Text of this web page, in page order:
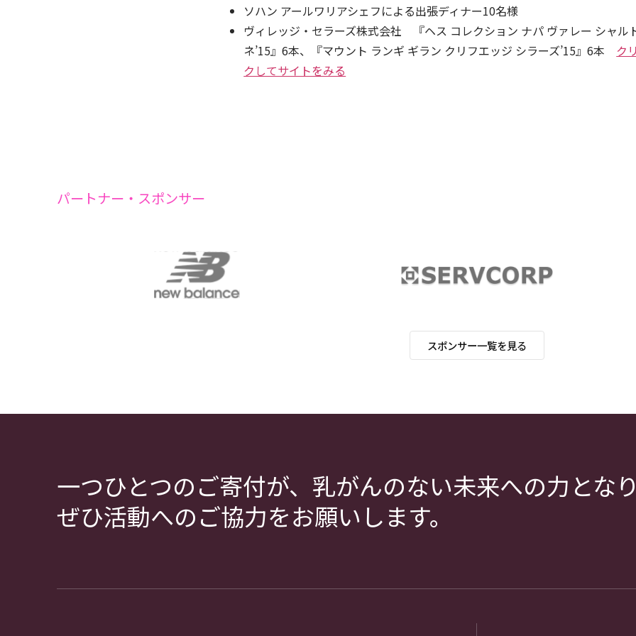
ソハン アールワリアシェフによる出張ディナー10名様
ヴィレッジ・セラーズ株式会社 『ヘス コレクション ナパ ヴァレー シャル
ネ’15』6本、『マウント ランギ ギラン クリフエッジ シラーズ’15』6本 ク
クしてサイトをみる
パートナー・スポンサー
スポンサー一覧を見る
一つひとつのご寄付が、乳がんのない未来への力とな
ぜひ活動へのご協力をお願いします。